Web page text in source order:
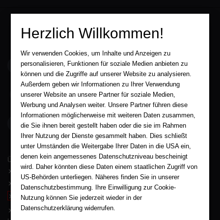
service@aha-buch.de
05563 / 9996039
AHA-BUCH GmbH
Garlebsen 48
37574 Einbeck
Wir sind gerne für Sie persönlich da.
Über AHA-BUCH
AGB
Widerruf
Datenschutz
Herzlich Willkommen!
Wir verwenden Cookies, um Inhalte und Anzeigen zu
personalisieren, Funktionen für soziale Medien anbieten zu
können und die Zugriffe auf unserer Website zu analysieren.
Außerdem geben wir Informationen zu Ihrer Verwendung
unserer Website an unsere Partner für soziale Medien,
Werbung und Analysen weiter. Unsere Partner führen diese
Informationen möglicherweise mit weiteren Daten zusammen,
die Sie ihnen bereit gestellt haben oder die sie im Rahmen
Ihrer Nutzung der Dienste gesammelt haben. Dies schließt
unter Umständen die Weitergabe Ihrer Daten in die USA ein,
denen kein angemessenes Datenschutzniveau bescheinigt
wird. Daher könnten diese Daten einem staatlichen Zugriff von
US-Behörden unterliegen. Näheres finden Sie in unserer
Datenschutzbestimmung. Ihre Einwilligung zur Cookie-
Nutzung können Sie jederzeit wieder in der
Datenschutzerklärung widerrufen.